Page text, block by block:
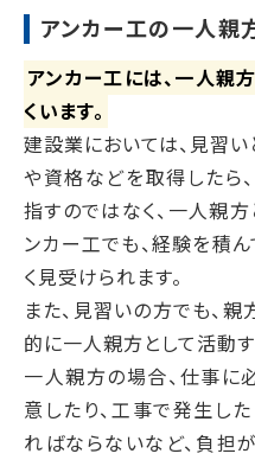
アンカー工の一人親
アンカー工には、一人親
くいます。
建設業においては、見習
や資格などを取得したら
指すのではなく、一人親
ンカー工でも、経験を積
く見受けられます。
また、見習いの方でも、
的に一人親方として活動す
一人親方の場合、仕事に
意したり、工事で発生し
ればならないなど、負担